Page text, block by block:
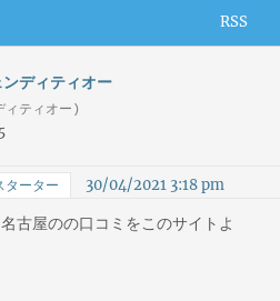
RSS
ディティオー
ィティオー)
ターター 30/04/2021 3:18 pm
古屋のの口コミをこのサイトよ